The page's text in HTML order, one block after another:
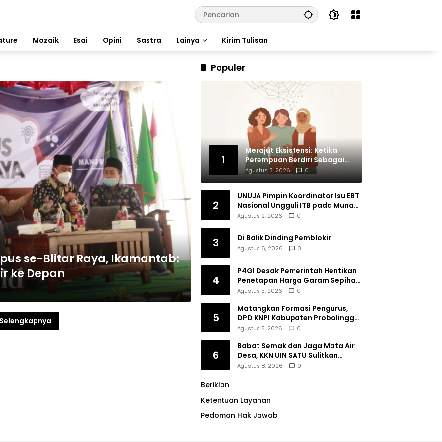
Mozaik Esai Opini Sastra Lainya Kirim Tulisan
se-Blitar Raya, Ikamantab:
ke Depan
Selengkapnya
Populer
1
Merajut Eksistensi: Ketika
Perempuan Berdiri Sebagai
Subjek
Agustus 3, 2026 0
2
UNUJA Pimpin Koordinator Isu EBT
Nasional Ungguli ITB pada Munas
BEM SI XIX
Agustus 2, 2026 0
3 Di Balik Dinding Pemblokir
Agustus 6, 2026 0
4
P4GI Desak Pemerintah Hentikan
Penetapan Harga Garam Sepihak
oleh Pabrik
Agustus 5, 2026 0
5
Matangkan Formasi Pengurus,
DPD KNPI Kabupaten Probolinggo
Utamakan Komitmen dan Kinerja
Agustus 5, 2026 0
6
Babat Semak dan Jaga Mata Air
Desa, KKN UIN SATU Sulitkan
Resiko Pencemaran di Sumber
Agustus 8, 2026 0
Beriklan
Ketentuan Layanan
Pedoman Hak Jawab